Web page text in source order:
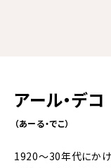
アール・デコ
（あーる・でこ）
1920～30年代にか